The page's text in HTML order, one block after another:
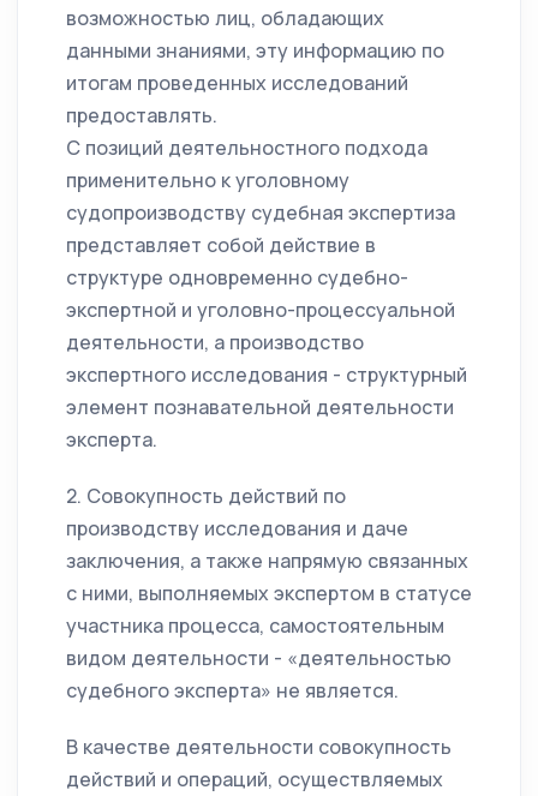
возможностью лиц, обладающих
данными знаниями, эту информацию по
итогам проведенных исследований
предоставлять.
С позиций деятельностного подхода
применительно к уголовному
судопроизводству судебная экспертиза
представляет собой действие в
структуре одновременно судебно-
экспертной и уголовно-процессуальной
деятельности, а производство
экспертного исследования - структурный
элемент познавательной деятельности
эксперта.
2. Совокупность действий по
производству исследования и даче
заключения, а также напрямую связанных
с ними, выполняемых экспертом в статусе
участника процесса, самостоятельным
видом деятельности - «деятельностью
судебного эксперта» не является.
В качестве деятельности совокупность
действий и операций, осуществляемых